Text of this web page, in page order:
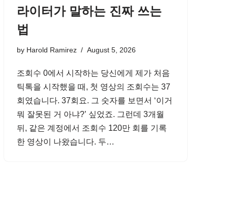
라이터가 말하는 진짜 쓰는
법
by Harold Ramirez August 5, 2026
조회수 0에서 시작하는 당신에게 제가 처음
틱톡을 시작했을 때, 첫 영상의 조회수는 37
회였습니다. 37회요. 그 숫자를 보면서 ‘이거
뭐 잘못된 거 아냐?’ 싶었죠. 그런데 3개월
뒤, 같은 계정에서 조회수 120만 회를 기록
한 영상이 나왔습니다. 두…